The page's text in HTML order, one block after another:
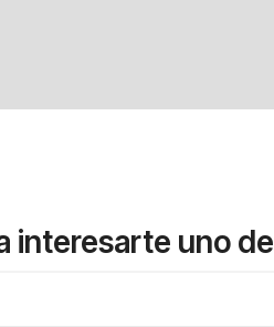
interesarte uno